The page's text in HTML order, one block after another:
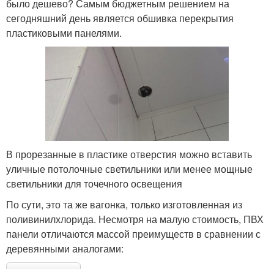
было дешево? Самым бюджетным решением на
сегодняшний день является обшивка перекрытия
пластиковыми панелями.
В прорезанные в пластике отверстия можно вставить
уличные потолочные светильники или менее мощные
светильники для точечного освещения
По сути, это та же вагонка, только изготовленная из
поливинилхлорида. Несмотря на малую стоимость, ПВХ
панели отличаются массой преимуществ в сравнении с
деревянными аналогами: